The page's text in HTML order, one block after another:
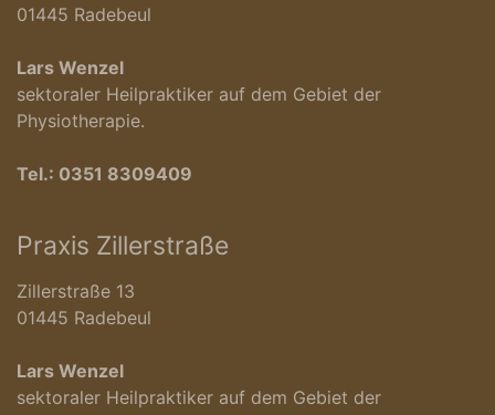
01445 Radebeul
Lars Wenzel
sektoraler Heilpraktiker auf dem Gebiet der
Physiotherapie.
Tel.: 0351 8309409
Praxis Zillerstraße
Zillerstraße 13
01445 Radebeul
Lars Wenzel
sektoraler Heilpraktiker auf dem Gebiet der